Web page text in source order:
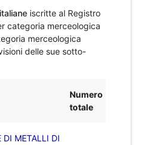
iscritte al Registro
categoria merceologica
merceologica
delle sue sotto-
Numero
totale
METALLI DI